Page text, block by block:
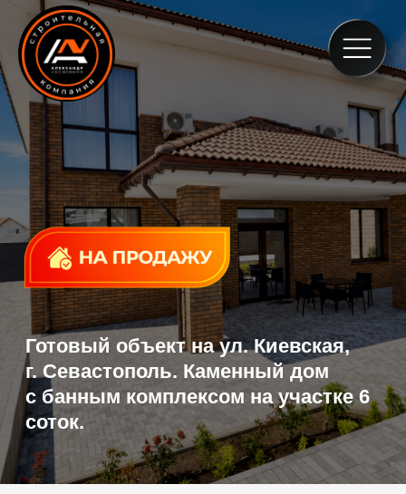
Готовыйобъект на ул. Киевская,
г. Севастополь. Каменный дом
с банным комплексом на участке 6
соток.
Некоторые проекты строятся вокруг дома.
Этот проект строился вокруг образа жизни.
На участке площадью 6 соток сформирован
полноценный загородный комплекс, где
каждый элемент заранее продуман
и связан с остальными. Основной дом,
банный комплекс, хозяйственный блок,